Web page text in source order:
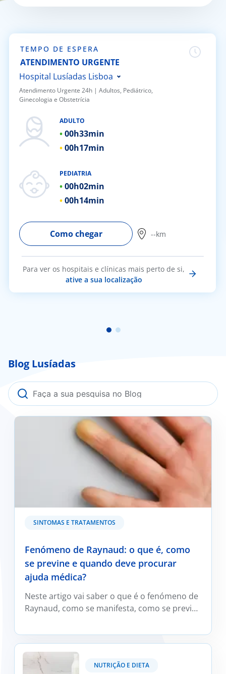
Sport
TEMPO DE ESPERA
ATENDIMENTO URGENTE
Hospital Lusíadas Lisboa
Hospital Lusíadas Porto
Hospital Lusíadas Braga
Hospital Lusíadas Amadora
Hospital Lusíadas Albufeira
Hospital Lusíadas Paços de
Ferreira
Atendimento Urgente 24h | ​Adultos, Pediátrico,
Ginecologia e Obstetrícia
ADULTO
00h33min
00h17min
PEDIATRIA
00h02min
00h14min
Como chegar --km
Para ver os hospitais e clínicas mais perto de si,
ative a sua localização
Blog Lusíadas
SINTOMAS E TRATAMENTOS
Fenómeno de Raynaud: o que é, como
se previne e quando deve procurar
ajuda médica?
Neste artigo vai saber o que é o fenómeno de
Raynaud, como se manifesta, como se previne
por um médico reumatologista.
Fenómeno de Raynaud: o que é, como se previne e
quando deve procurar ajuda médica?
NUTRIÇÃO E DIETA
Kefir: O que é e os seus benefícios?